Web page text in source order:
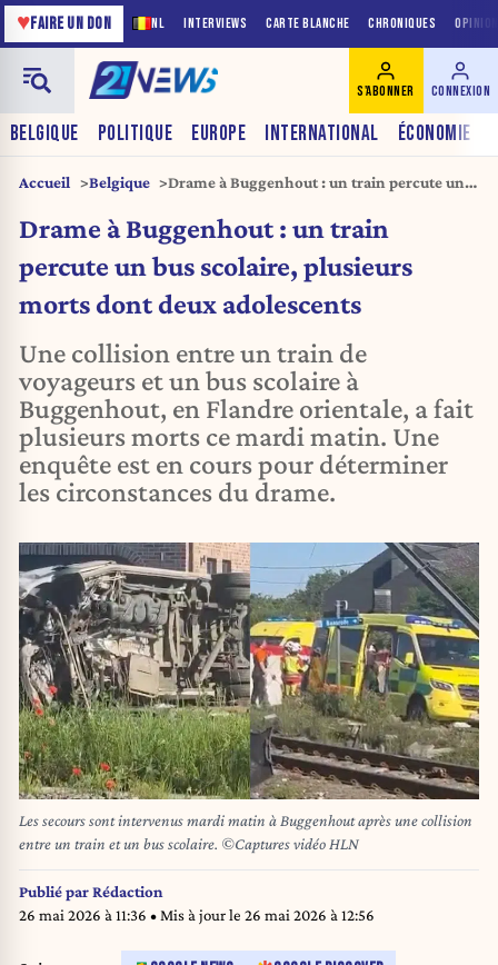
NL INTERVIEWS CARTE BLANCHE CHRONIQUES
♥FAIRE UN DON
BELGIQUE POLITIQUE EUROPE INTERNATIONAL ÉCONOMIE
S'ABONNER CONNEXION
Accueil Belgique
Drame à Buggenhout : un train percute un
adolescents
Drame à Buggenhout : un train
percute un bus scolaire, plusieurs
morts dont deux adolescents
Une collision entre un train de
voyageurs et un bus scolaire à
Buggenhout, en Flandre orientale, a fait
plusieurs morts ce mardi matin. Une
enquête est en cours pour déterminer
les circonstances du drame.
Les secours sont intervenus mardi matin à Buggenhout après une collision
entre un train et un bus scolaire. ©Captures vidéo HLN
Publié parRédaction
26 mai 2026 à 11:36 • Mis à jour le 26 mai 2026 à 12:56